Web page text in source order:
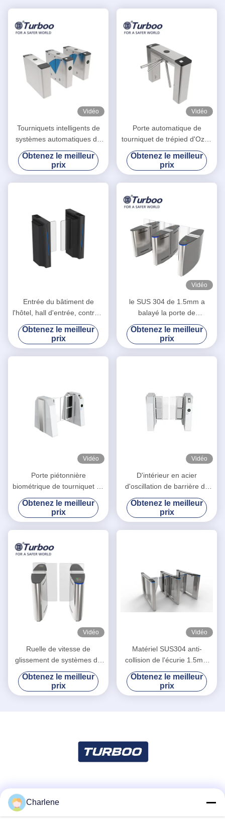
Vidéo
Tourniquets intelligents de
systèmes automatiques de
vitesse, contrôle piétonnier
de porte de barrière
d'aileron
Obtenez le meilleur
prix
Vidéo
Porte automatique de
tourniquet de trépied d'Ozak
de mécanicien avec la voix
et les alertes légères de
stroboscope
Obtenez le meilleur
prix
Entrée du bâtiment de
l'hôtel, hall d'entrée, contrôle
de l'entrée, porte coulissante
piétonne LA6218
Obtenez le meilleur
prix
Vidéo
le SUS 304 de 1.5mm a
balayé la porte de
glissement acrylique
entraînée par un moteur
électrique avec 5 paires du
capteur infrarouge
Obtenez le meilleur
prix
Vidéo
Porte piétonnière
biométrique de tourniquet de
la largeur RS485 de 900mm
Obtenez le meilleur
prix
Vidéo
D'intérieur en acier
d'oscillation de barrière de
tourniquet de rouleau froid
piétonnier biométrique de la
porte 2.0mm
Obtenez le meilleur
prix
Vidéo
Ruelle de vitesse de
glissement de systèmes de
sécurité de niveau élevé
pour le tourniquet intelligent
de bureau
Obtenez le meilleur
prix
Vidéo
Matériel SUS304 anti-
collision de l'écurie 1.5mm
d'acier inoxydable de la
porte 304 de barrière
d'oscillation
Obtenez le meilleur
prix
Charlene